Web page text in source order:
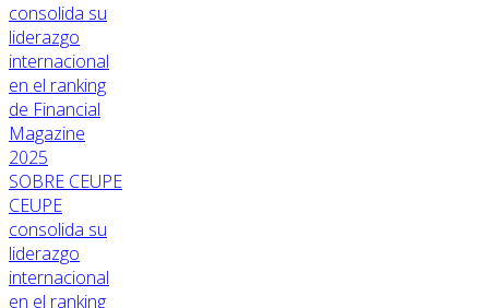
SOBRE CEUPE
CEUPE
consolida su
liderazgo
internacional
en el ranking